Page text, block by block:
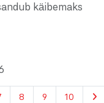
käibemaks
8 9 10